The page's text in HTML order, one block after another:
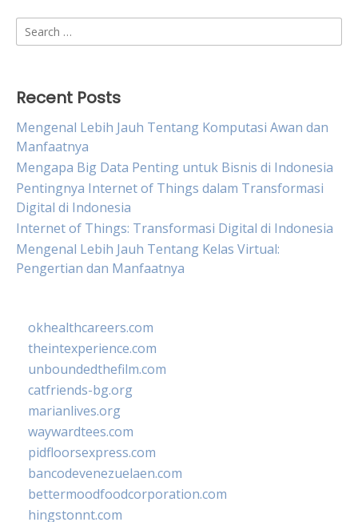
Search
for:
Recent Posts
Mengenal Lebih Jauh Tentang Komputasi Awan dan
Manfaatnya
Mengapa Big Data Penting untuk Bisnis di Indonesia
Pentingnya Internet of Things dalam Transformasi
Digital di Indonesia
Internet of Things: Transformasi Digital di Indonesia
Mengenal Lebih Jauh Tentang Kelas Virtual:
Pengertian dan Manfaatnya
okhealthcareers.com
theintexperience.com
unboundedthefilm.com
catfriends-bg.org
marianlives.org
waywardtees.com
pidfloorsexpress.com
bancodevenezuelaen.com
bettermoodfoodcorporation.com
hingstonnt.com